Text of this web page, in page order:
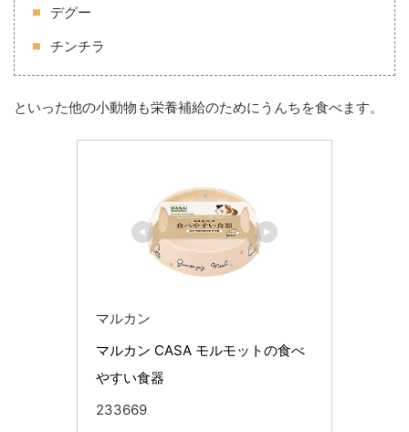
デグー
チンチラ
といった他の小動物も栄養補給のためにうんちを食べます。
マルカン
マルカン CASA モルモットの食べ
やすい食器
233669